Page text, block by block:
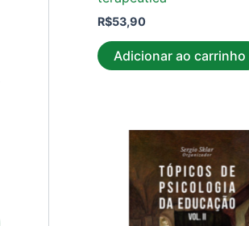
R$53,90
Adicionar ao carrinho